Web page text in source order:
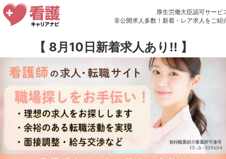
厚生労働大臣認可サービ
非公開求人多数！新着・レア求人をご紹
【 8月10日新着求人あり!! 】